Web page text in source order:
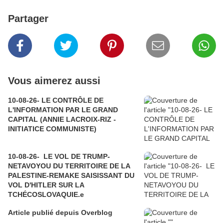
Partager
Vous aimerez aussi
10-08-26- LE CONTRÔLE DE
L'INFORMATION PAR LE GRAND
CAPITAL (ANNIE LACROIX-RIZ -
INITIATICE COMMUNISTE)
10-08-26- LE VOL DE TRUMP-
NETAVOYOU DU TERRITOIRE DE LA
PALESTINE-REMAKE SAISISSANT DU
VOL D'HITLER SUR LA
TCHÉCOSLOVAQUIE.e
Article publié depuis Overblog